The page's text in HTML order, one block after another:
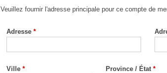
Veuillez fournir l'adresse principale pour ce compte de
Adresse
Ville Province / État